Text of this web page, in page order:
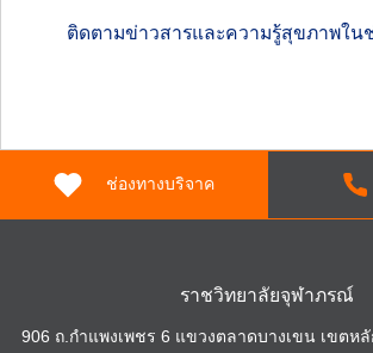
ติดตามข่าวสารและความรู้สุขภาพใน
ช่องทางบริจาค
ราชวิทยาลัยจุฬาภรณ์
906 ถ.กำแพงเพชร 6 แขวงตลาดบางเขน เขตห